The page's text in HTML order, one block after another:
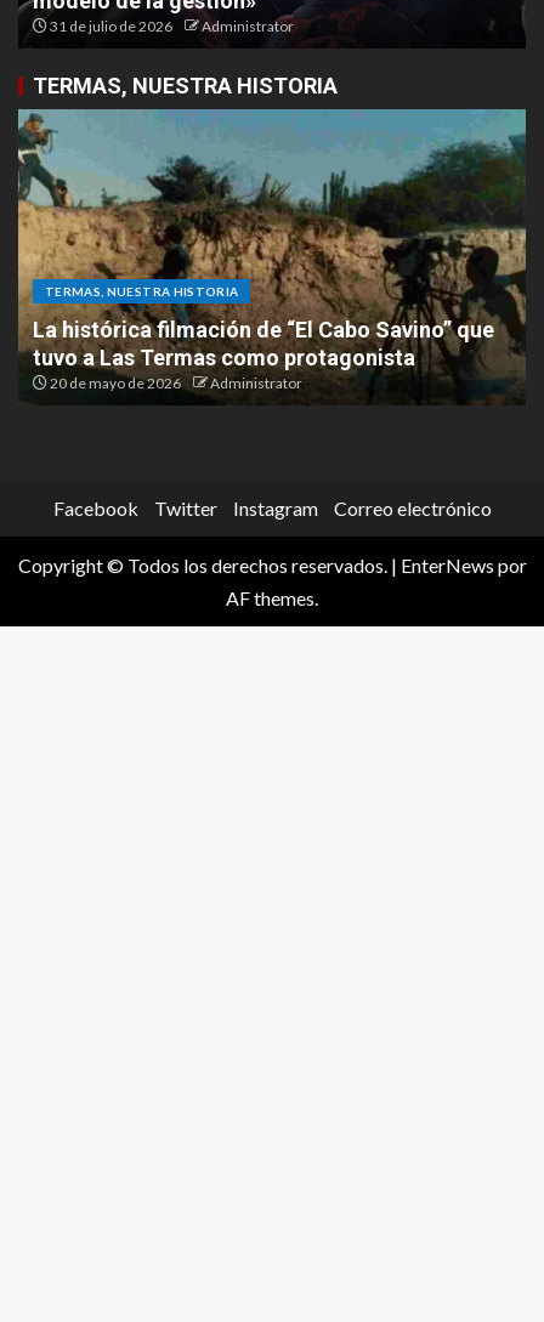
31 de julio de 2026 Administrator
TERMAS, NUESTRA HISTORIA
TERMAS, NUESTRA HISTORIA
La histórica filmación de “El Cabo Savino” que
tuvo a Las Termas como protagonista
20 de mayo de 2026 Administrator
Facebook Twitter Instagram Correo electrónico
Copyright © Todos los derechos reservados. | EnterNews por
AF themes.